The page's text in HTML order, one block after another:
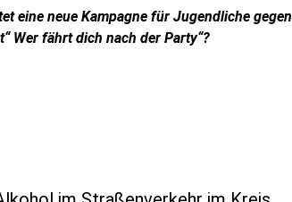
eine neue Kampagne für Jugendliche gegen
Wer fährt dich nach der Party“?